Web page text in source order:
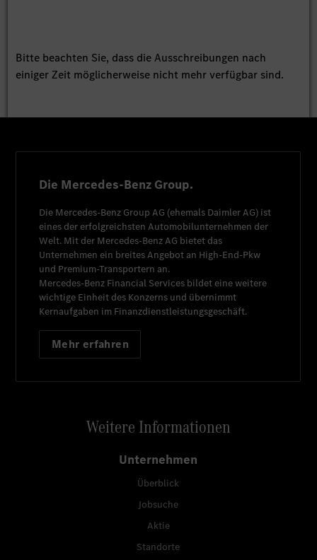
Bitte beachten Sie, dass die Ausschreibungen nach
einiger Zeit möglicherweise nicht mehr verfügbar sind.
Die Mercedes-Benz Group.
Die Mercedes-Benz Group AG (ehemals Daimler AG) ist
eines der erfolgreichsten Automobilunternehmen der
Welt. Mit der Mercedes-Benz AG bietet das
Unternehmen ein breites Angebot an High-End-Pkw
und Premium-Transportern an.
Mercedes-Benz Financial Services bildet eine weitere
wichtige Einheit des Konzerns und übernimmt
Kernaufgaben im Finanzdienstleistungsgeschäft.
Mehr erfahren
Weitere Informationen
Unternehmen
Überblick
Jobsuche
Aktie
Standorte